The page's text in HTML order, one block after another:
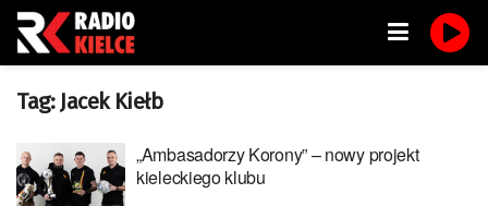
Tag: Jacek Kiełb
„Ambasadorzy Korony” – nowy projekt
kieleckiego klubu